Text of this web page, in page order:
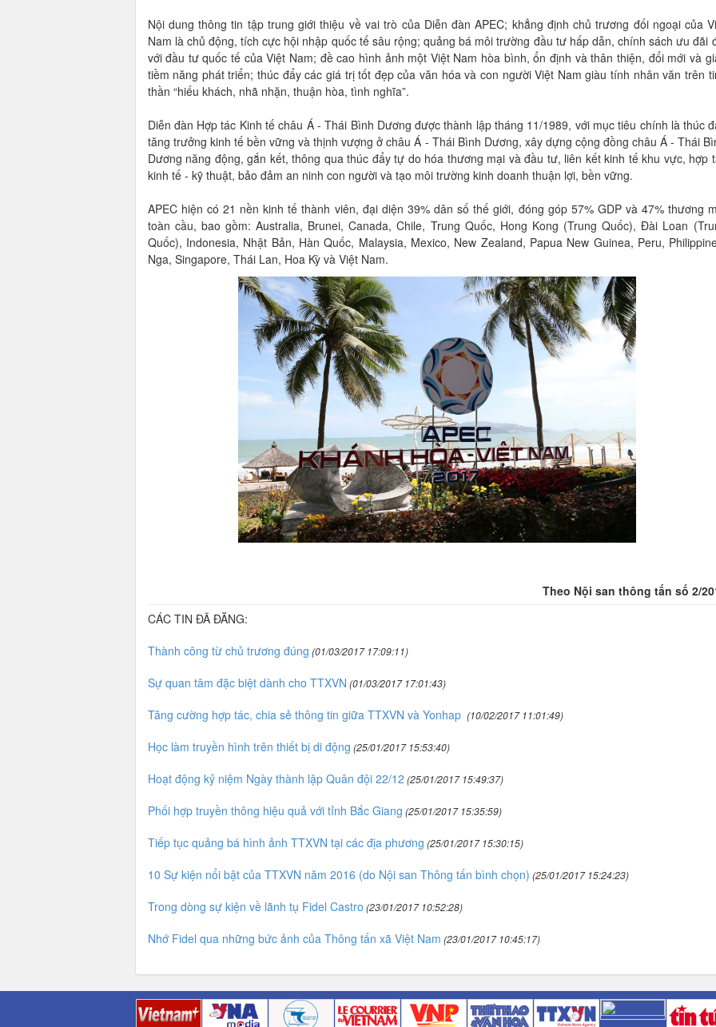
Nội dung thông tin tập trung giới thiệu về vai trò của Diễn đàn APEC; khẳng định chủ trương đối ngoại của
Nam là chủ động, tích cực hội nhập quốc tế sâu rộng; quảng bá môi trường đầu tư hấp dẫn, chính sách ưu đãi
với đầu tư quốc tế của Việt Nam; đề cao hình ảnh một Việt Nam hòa bình, ổn định và thân thiện, đổi mới và
tiềm năng phát triển; thúc đẩy các giá trị tốt đẹp của văn hóa và con người Việt Nam giàu tính nhân văn trên
thần “hiếu khách, nhã nhặn, thuận hòa, tình nghĩa”.
Diễn đàn Hợp tác Kinh tế châu Á - Thái Bình Dương được thành lập tháng 11/1989, với mục tiêu chính là thúc
tăng trưởng kinh tế bền vững và thịnh vượng ở châu Á - Thái Bình Dương, xây dựng cộng đồng châu Á - Thái
Dương năng động, gắn kết, thông qua thúc đẩy tự do hóa thương mại và đầu tư, liên kết kinh tế khu vực, hợp
kinh tế - kỹ thuật, bảo đảm an ninh con người và tạo môi trường kinh doanh thuận lợi, bền vững.
APEC hiện có 21 nền kinh tế thành viên, đại diện 39% dân số thế giới, đóng góp 57% GDP và 47% thương
toàn cầu, bao gồm: Australia, Brunei, Canada, Chile, Trung Quốc, Hong Kong (Trung Quốc), Đài Loan
Quốc), Indonesia, Nhật Bản, Hàn Quốc, Malaysia, Mexico, New Zealand, Papua New Guinea, Peru,
Nga, Singapore, Thái Lan, Hoa Kỳ và Việt Nam.
Theo Nội san thông tấn số 2/
CÁC TIN ĐÃ ĐĂNG:
Thành công từ chủ trương đúng (01/03/2017 17:09:11)
Sự quan tâm đặc biệt dành cho TTXVN (01/03/2017 17:01:43)
Tăng cường hợp tác, chia sẻ thông tin giữa TTXVN và Yonhap (10/02/2017 11:01:49)
Học làm truyền hình trên thiết bị di động (25/01/2017 15:53:40)
Hoạt động kỷ niệm Ngày thành lập Quân đội 22/12 (25/01/2017 15:49:37)
Phối hợp truyền thông hiệu quả với tỉnh Bắc Giang (25/01/2017 15:35:59)
Tiếp tục quảng bá hình ảnh TTXVN tại các địa phương (25/01/2017 15:30:15)
10 Sự kiện nổi bật của TTXVN năm 2016 (do Nội san Thông tấn bình chọn) (25/01/2017 15:24:23)
Trong dòng sự kiện về lãnh tụ Fidel Castro (23/01/2017 10:52:28)
Nhớ Fidel qua những bức ảnh của Thông tấn xã Việt Nam (23/01/2017 10:45:17)